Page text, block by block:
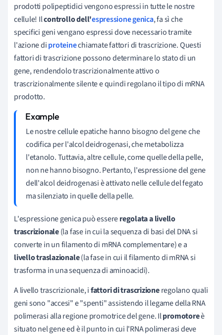
prodotti polipeptidici vengono espressi in tutte le nostre
cellule! Ilcontrollo dell'espressione genica, fa sì che
specifici geni vengano espressi dove necessario tramite
l'azione diproteinechiamate fattori di trascrizione. Questi
fattori di trascrizione possono determinare lo stato di un
gene, rendendolo trascrizionalmente attivo o
trascrizionalmente silente e quindi regolano il tipo di mRNA
prodotto.
Le nostre cellule epatiche hanno bisogno del gene che
codifica per l'alcol deidrogenasi, che metabolizza
l'etanolo. Tuttavia, altre cellule, come quelle della pelle,
non ne hanno bisogno. Pertanto, l'espressione del gene
dell'alcol deidrogenasi è attivato nelle cellule del fegato
ma silenziato in quelle della pelle.
L'espressione genica può essereregolata a livello
trascrizionale(la fase in cui la sequenza di basi del DNA si
converte in un filamento di mRNA complementare) e a
livello traslazionale(la fase in cui il filamento di mRNA si
trasforma in una sequenza di aminoacidi).
A livello trascrizionale, ifattori di trascrizioneregolano quali
geni sono "accesi" e "spenti" assistendo il legame della RNA
polimerasi alla regione promotrice del gene. Ilpromotoreè
situato nel gene ed è il punto in cui l'RNA polimerasi deve